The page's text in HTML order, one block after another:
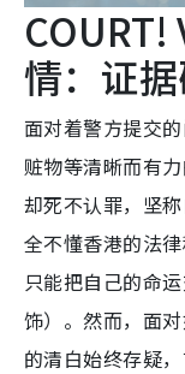
COURT!
情：证据
面对着警方提交
赃物等清晰而有
却死不认罪，坚
全不懂香港的法
只能把自己的命
饰）。然而，面
的清白始终存疑